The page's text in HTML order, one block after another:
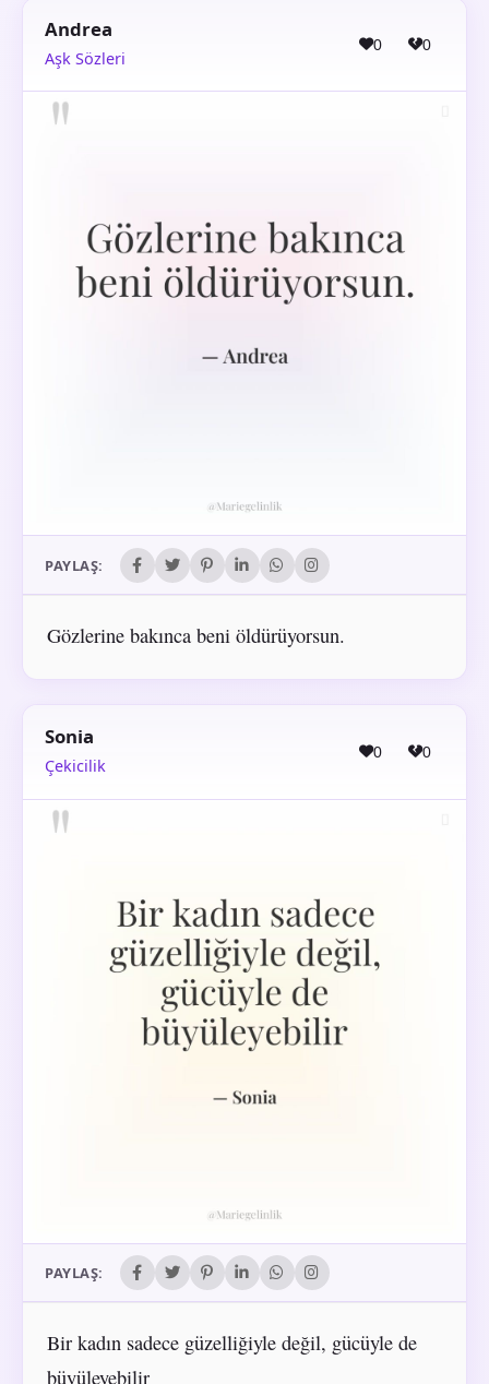
Andrea
Aşk Sözleri
0 0
PAYLAŞ:
Gözlerine bakınca beni öldürüyorsun.
Sonia
Çekicilik
0 0
PAYLAŞ:
Bir kadın sadece güzelliğiyle değil, gücüyle de
büyüleyebilir